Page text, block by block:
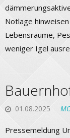
Notlage
Lebensräume,
weniger Igel
01.08.2025
Pressemeldung